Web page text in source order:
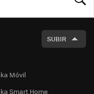
SUBIR
Móvil
Smart Home